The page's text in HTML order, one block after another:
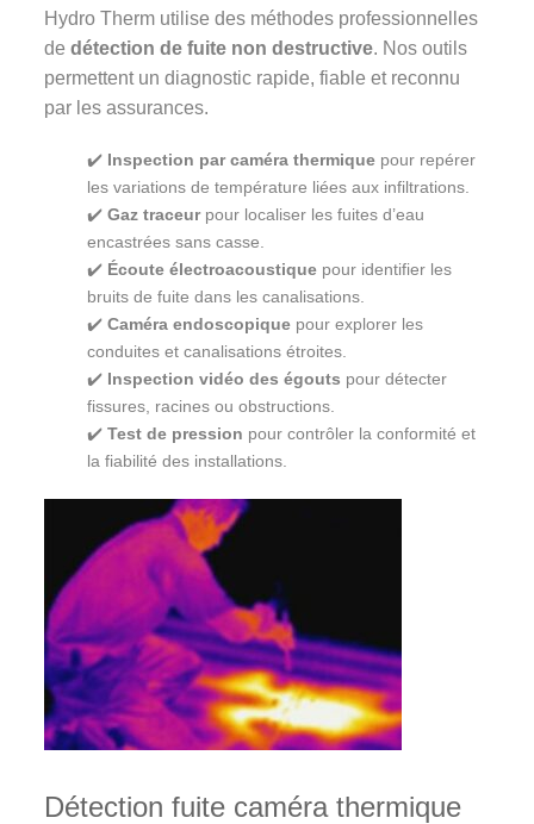
Hydro Therm utilise des méthodes professionnelles
dedétection de fuite non destructive. Nos outils
permettent un diagnostic rapide, fiable et reconnu
par les assurances.
✔️ Inspection par caméra thermique pour repérer
les variations de température liées aux infiltrations.
✔️Gaz traceurpour localiser les fuites d’eau
encastrées sans casse.
✔️ Écoute électroacoustique pour identifier les
bruits de fuite dans les canalisations.
✔️Caméra endoscopique pour explorer les
conduites et canalisations étroites.
✔️ Inspection vidéo des égouts pour détecter
fissures, racines ou obstructions.
✔️Test de pression pour contrôler la conformité et
la fiabilité des installations.
Détection fuite caméra thermique